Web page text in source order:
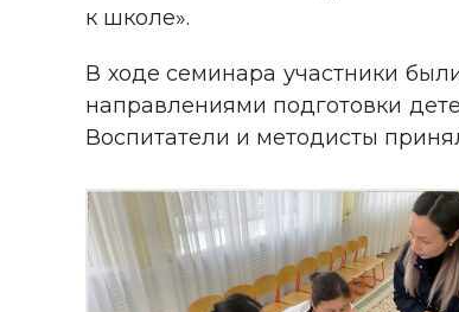
к школе».
В ходе семинара участники
направлениями подготовки
Воспитатели и методисты